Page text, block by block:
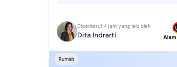
Diperbarui 4 jam yang lalu oleh
Dita Indrarti
Rumah